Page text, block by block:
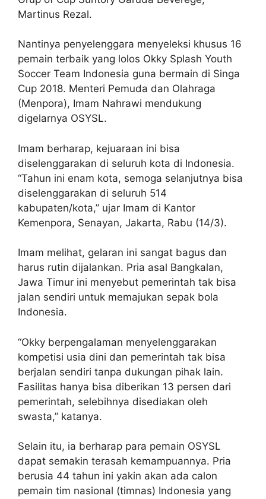
Martinus Rezal.
Nantinya penyelenggara menyeleksi khusus 16
pemain terbaik yang lolos Okky Splash Youth
Soccer Team Indonesia guna bermain di Singa
Cup 2018. Menteri Pemuda dan Olahraga
(Menpora), Imam Nahrawi mendukung
digelarnya OSYSL.
Imam berharap, kejuaraan ini bisa
diselenggarakan di seluruh kota di Indonesia.
“Tahun ini enam kota, semoga selanjutnya bisa
diselenggarakan di seluruh 514
kabupaten/kota,” ujar Imam di Kantor
Kemenpora, Senayan, Jakarta, Rabu (14/3).
Imam melihat, gelaran ini sangat bagus dan
harus rutin dijalankan. Pria asal Bangkalan,
Jawa Timur ini menyebut pemerintah tak bisa
jalan sendiri untuk memajukan sepak bola
Indonesia.
“Okky berpengalaman menyelenggarakan
kompetisi usia dini dan pemerintah tak bisa
berjalan sendiri tanpa dukungan pihak lain.
Fasilitas hanya bisa diberikan 13 persen dari
pemerintah, selebihnya disediakan oleh
swasta,” katanya.
Selain itu, ia berharap para pemain OSYSL
dapat semakin terasah kemampuannya. Pria
berusia 44 tahun ini yakin akan ada calon
pemain tim nasional (timnas) Indonesia yang